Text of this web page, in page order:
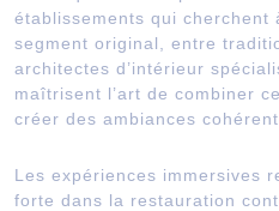
établissements qui cherchent
segment original, entre
architectes d’intérieur
maîtrisent l’art de combiner
créer des ambiances
Les expériences immersives
forte dans la restauration